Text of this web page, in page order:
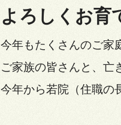
よろしくお育
今年もたくさんのご家
ご家族の皆さんと、亡
今年から若院（住職の